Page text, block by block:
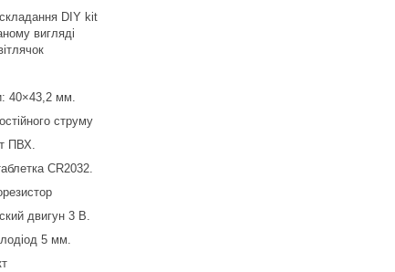
DIY kit
вигляді
40×43,2 мм.
струму
ПВХ.
CR2032.
двигун 3 В.
5 мм.